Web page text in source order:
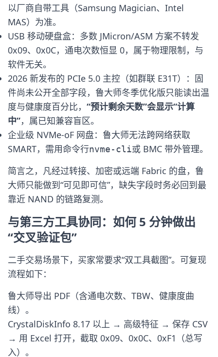
以厂商自带工具（Samsung Magician、Intel
MAS）为准。
USB 移动硬盘盒：多数 JMicron/ASM 方案不转发
0x09、0x0C，通电次数恒显 0，属于物理限制，与
软件无关。
2026 新发布的 PCIe 5.0 主控（如群联 E31T）：固
件尚未公开全部字段，鲁大师冬季优化版只能读出温
度与健康度百分比， “预计剩余天数”会显示“计算
中”，属已知兼容盲区。
企业级 NVMe-oF 网盘：鲁大师无法跨网络获取
SMART，需用命令行nvme-cli或 BMC 带外管理。
简言之，凡经过转接、加密或远端 Fabric 的盘，鲁
大师只能做到“可见即可信”，缺失字段时务必回到最
靠近 NAND 的链路复测。
与第三方工具协同：如何 5 分钟做出
“交叉验证包”
二手交易场景下，买家常要求“双工具截图”。可复现
流程如下：
鲁大师导出 PDF（含通电次数、TBW、健康度曲
线）。
CrystalDiskInfo 8.17 以上 → 高级特征 → 保存 CSV
→ 用 Excel 打开，截取 0x09、0x0C、0xF1（总写
入）。